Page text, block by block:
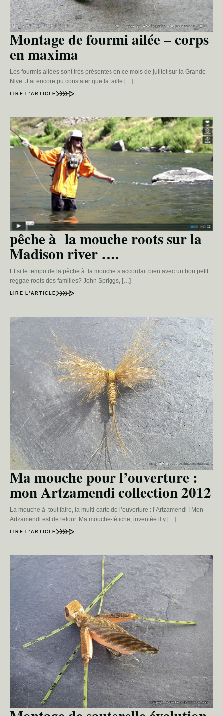
Montage de fourmi ailée – corps
en maxima
Les fourmis ailées sont très présentes en ce mois de juillet sur la Grande
Nive. J’ai encore pu constater que la taille […]
LIRE L’ARTICLE
pêche à la mouche roots sur la
Madison river ….
Et si le tempo de la pêche à la mouche s’accordait bien avec un bon petit
reggae roots des familles? John Spriggs, […]
LIRE L’ARTICLE
Ma mouche pour l’ouverture :
mon Artzamendi collection 2012
La mouche à tout faire, la multi-carte de l’ouverture : l’Artzamendi ! Mon
Artzamendi est de retour. Ma mouche-fétiche, inventée il y […]
LIRE L’ARTICLE